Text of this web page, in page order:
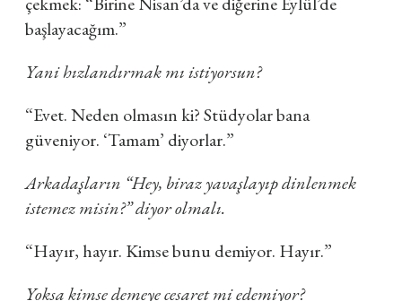
başlayacağım.”
Yani hızlandırmak mı istiyorsun?
“Evet. Neden olmasın ki? Stüdyolar bana
güveniyor. ‘Tamam’ diyorlar.”
Arkadaşların “Hey, biraz yavaşlayıp dinlenmek
istemez misin?” diyor olmalı.
“Hayır, hayır. Kimse bunu demiyor. Hayır.”
Yoksa kimse demeye cesaret mi edemiyor?